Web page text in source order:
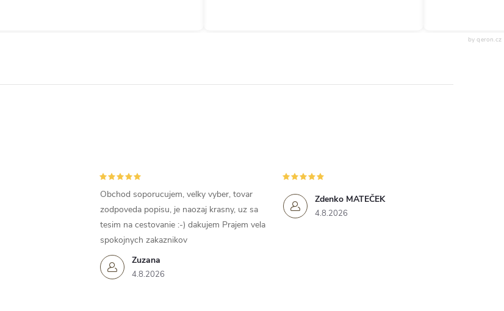
by qeron.cz
Zuzana
4.8.2026
Obchod soporucujem, velky vyber, tovar
zodpoveda popisu, je naozaj krasny, uz sa
tesim na cestovanie :-) dakujem Prajem vela
spokojnych zakaznikov
Zdenko MATEČEK
4.8.2026